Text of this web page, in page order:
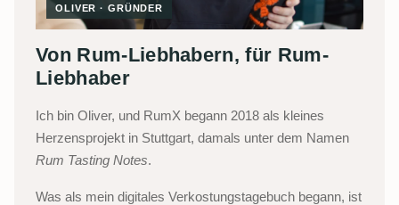
OLIVER · GRÜNDER
Von Rum-Liebhabern, für Rum-
Liebhaber
Ich bin Oliver, und RumX begann 2018 als kleines
Herzensprojekt in Stuttgart, damals unter dem Namen
Rum Tasting Notes.
Was als mein digitales Verkostungstagebuch begann, ist